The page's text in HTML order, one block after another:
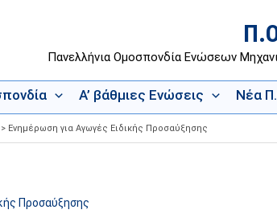
Πανελλήνια Ομοσπονδία Ενώσεων
Α’ βάθμιες Ενώσεις Νέα
Ενημέρωση για Αγωγές Ειδικής Προσαύξησης
Προσαύξησης